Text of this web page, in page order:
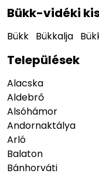
Bükk-vidéki
Bükk Bükkalja
Települések
Alacska
Aldebrő
Alsóhámor
Andornaktálya
Arló
Balaton
Bánhorváti